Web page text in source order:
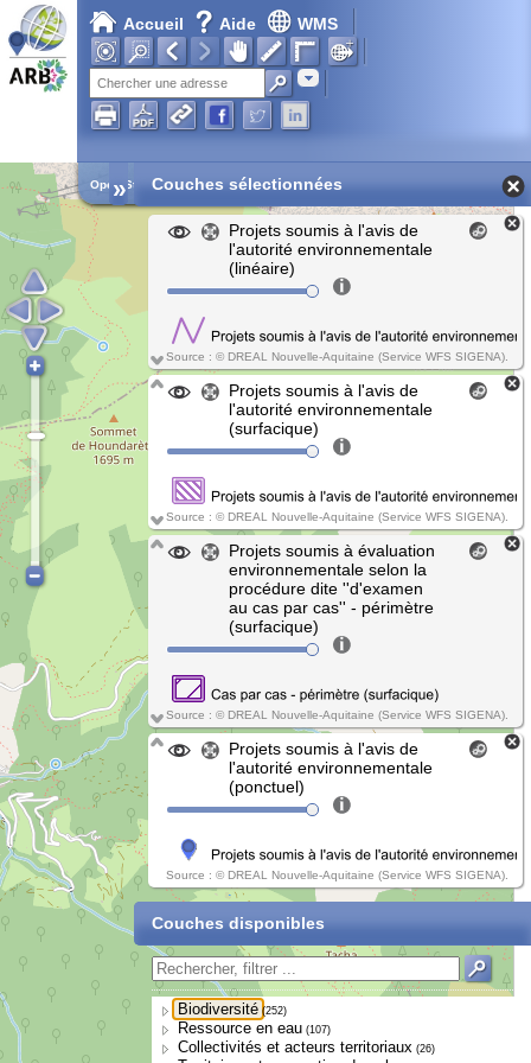
Accueil Aide WMS
Adresse
Chargement en cours...
Open Street Map
» Couches sélectionnées
Projets soumis à l'avis de
l'autorité environnementale
(linéaire)
Source : © DREAL Nouvelle-Aquitaine (Service WFS SIGENA).
Projets soumis à l'avis de
l'autorité environnementale
(surfacique)
Source : © DREAL Nouvelle-Aquitaine (Service WFS SIGENA).
Projets soumis à évaluation
environnementale selon la
procédure dite ''d'examen
au cas par cas'' - périmètre
(surfacique)
Source : © DREAL Nouvelle-Aquitaine (Service WFS SIGENA).
Projets soumis à l'avis de
l'autorité environnementale
(ponctuel)
Source : © DREAL Nouvelle-Aquitaine (Service WFS SIGENA).
Couches disponibles
Biodiversité (252)
Ressource en eau (107)
Collectivités et acteurs territoriaux (26)